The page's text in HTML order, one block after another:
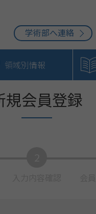
学術部へ連絡
領域別情報
規会員登録